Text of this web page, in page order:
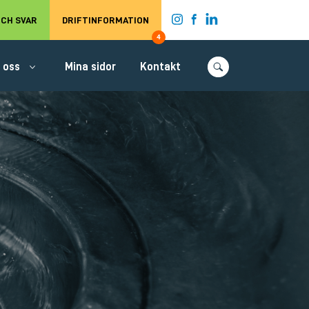
SVAR DRIFTINFORMATION
4
oss Mina sidor Kontakt